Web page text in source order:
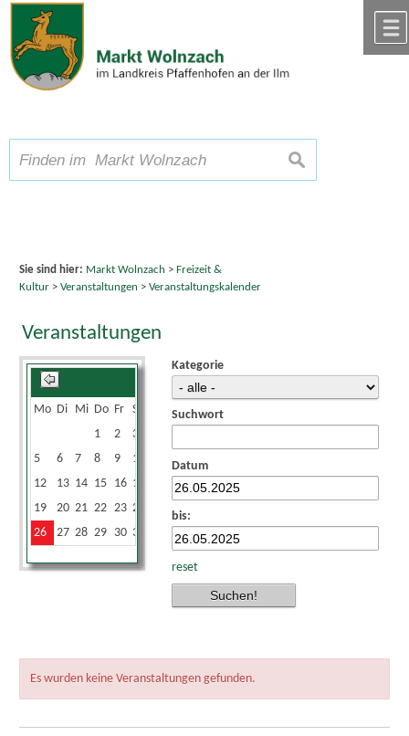
Zum Inhalt,zur Navigation
Schriftgröße A A A suchen
Sie sind hier: Markt Wolnzach > Freizeit &
Kultur> Veranstaltungen > Veranstaltungskalender
Veranstaltungen
Mo Di Mi Do Fr Sa
1
2 3
5
6 7 8 9 10
12
13 14 15 16 17
19
20 21 22 23 24
26
27 28 29 30 31
Kategorie
Suchwort
Datum
bis:
reset
Es wurden keine Veranstaltungen gefunden.